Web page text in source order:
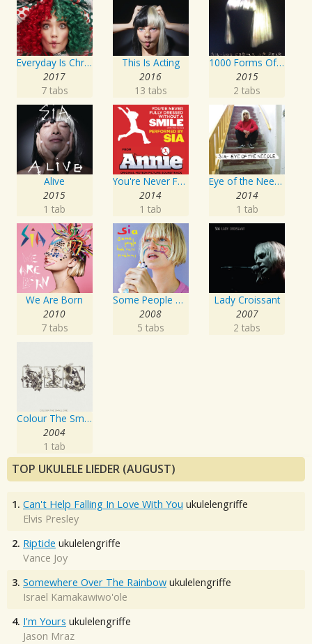
Everyday Is Christmas
2017
7 tabs
This Is Acting
2016
13 tabs
1000 Forms Of Fear
2015
2 tabs
Alive
2015
1 tab
You're Never Fully Dressed Without a Smile
2014
1 tab
Eye of the Needle
2014
1 tab
We Are Born
2010
7 tabs
Some People Have REAL Problems
2008
5 tabs
Lady Croissant
2007
2 tabs
Colour The Small One
2004
1 tab
TOP UKULELE LIEDER (AUGUST)
1. Can't Help Falling In Love With You ukulelengriffe
Elvis Presley
2. Riptide ukulelengriffe
Vance Joy
3. Somewhere Over The Rainbow ukulelengriffe
Israel Kamakawiwo'ole
4. I'm Yours ukulelengriffe
Jason Mraz